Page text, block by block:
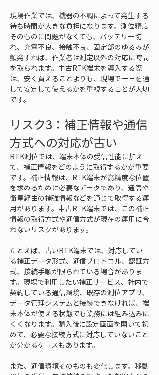
現場作業では、機器の不調によって発生する
待ち時間が大きな負担になります。測位精度
そのものに問題がなくても、バッテリー切
れ、充電不良、接触不良、固定部のゆるみが
頻発すれば、作業者は測定以外の対応に時間
を取られます。中古RTK端末を導入する際
は、安く買えることよりも、現場で一日を通
して安定して使えるかを重視することが大切
です。
リスク3：補正情報や通信
方式への対応が古い
RTK測位では、端末本体の受信性能に加え
て、補正情報をどのように取得するかが重要
です。補正情報は、RTK端末が高精度な位置
を求めるために必要なデータであり、通信や
衛星経由の補強情報などを通じて取得する運
用があります。中古RTK端末では、この補正
情報の取得方式や通信方式が現在の運用に合
わないリスクがあります。
たとえば、古いRTK端末では、対応してい
る補正データ形式、通信プロトコル、認証方
式、接続手順が限られている場合がありま
す。現場で利用したい補正サービス、社内で
契約している通信環境、既存の測位アプリ、
データ管理システムと接続できなければ、端
末本体が使える状態でも業務には組み込みに
くくなります。購入後に設定画面を開いて初
めて、必要な接続方式に対応していないこと
が分かるケースもあります。
また、通信環境そのものも変化します。移動